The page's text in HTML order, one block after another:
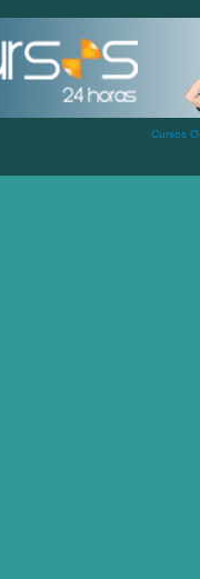
Cursos